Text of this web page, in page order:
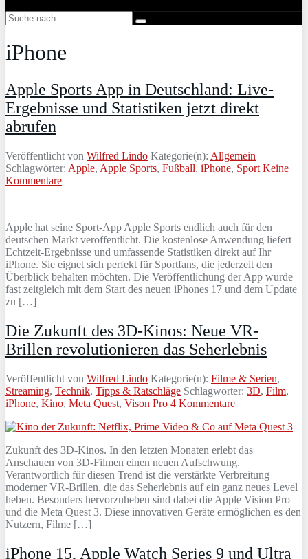
iPhone
Apple Sports App in Deutschland: Live-
Ergebnisse und Statistiken jetzt direkt
abrufen
Veröffentlicht von Wilfred Lindo Kategorie(n): Allgemein
Schlagwörter: Apple, Apple Sports, Fußball, iPhone, Sport Keine
Kommentare
Apple hat seine Sport-App Apple Sports endlich auch für den
deutschen Markt veröffentlicht. Die kostenlose Anwendung liefert
Echtzeit-Ergebnisse und umfassende Statistiken direkt auf Ihr
iPhone. Sie eignet sich perfekt für Sportfans, die jederzeit den
Überblick behalten möchten. Die Veröffentlichung der App wurde
fast zeitgleich mit dem Start des neuen iPhones 17 und dem Update
zu […]
Die Zukunft des 3D-Kinos: Neue VR-
Brillen revolutionieren das Seherlebnis
Veröffentlicht von Wilfred Lindo Kategorie(n): Filme & Serien,
Streaming, Technik, Tipps & Ratschläge Schlagwörter: 3D, Film,
iPhone, Kino, Meta Quest, Vison Pro 4 Kommentare
Zukunft des 3D-Kinos. In den letzten Monaten erlebt das
Anschauen von 3D-Filmen einen neuen Aufschwung.
Verantwortlich für diesen Trend ist die verstärkte Verbreitung
moderner VR-Brillen, die das Seherlebnis auf ein ganz neues Level
heben. Besonders hervorzuheben sind dabei die Apple Vision Pro
und die Meta Quest 3. Diese innovativen Geräte ermöglichen es den
Nutzern, Filme […]
iPhone 15, Apple Watch Series 9 und Ultra